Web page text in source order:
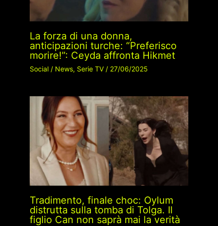
La forza di una donna,
anticipazioni turche: “Preferisco
morire!”: Ceyda affronta Hikmet
Social/ News, Serie TV/ 27/06/2025
Tradimento, finale choc: Oylum
distrutta sulla tomba di Tolga. Il
figlio Can non saprà mai la verità